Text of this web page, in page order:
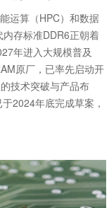
运算（HPC）和数据
存标准DDR6正朝着
年进入大规模普及
原厂，已率先启动开
技术突破与产品布
2024年底完成草案，